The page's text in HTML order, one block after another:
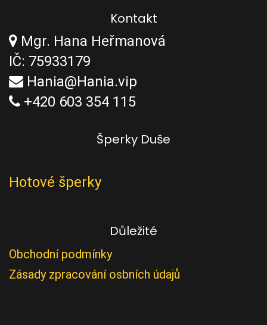
Kontakt
Mgr. Hana Heřmanová
IČ: 75933179
Hania@Hania.vip
+420 603 354 115
Šperky Duše
Hotové šperky
Důležité
Obchodní podmínky
Zásady zpracování osbních údajů